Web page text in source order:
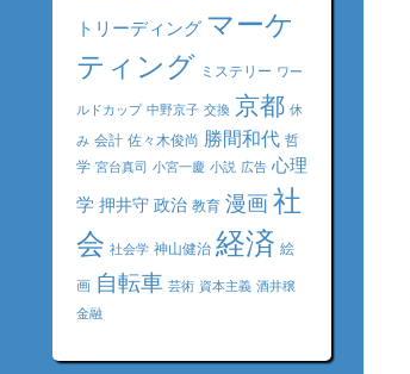
トリーディング マーケ
ティング ミステリー ワー
ルドカップ 中野京子 交換 京都 休
み 会計 佐々木俊尚 勝間和代 哲
学 宮台真司 小宮一慶 小説 広告 心理
学 押井守 政治 教育 漫画社
会 社会学 神山健治 経済 絵
画 自転車 芸術 資本主義 酒井穣
金融